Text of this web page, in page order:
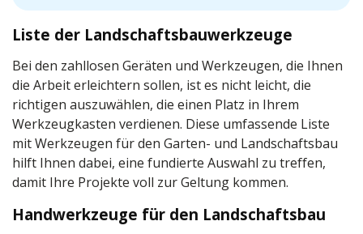
Liste der Landschaftsbauwerkzeuge
Bei den zahllosen Geräten und Werkzeugen, die Ihnen
die Arbeit erleichtern sollen, ist es nicht leicht, die
richtigen auszuwählen, die einen Platz in Ihrem
Werkzeugkasten verdienen. Diese umfassende Liste
mit Werkzeugen für den Garten- und Landschaftsbau
hilft Ihnen dabei, eine fundierte Auswahl zu treffen,
damit Ihre Projekte voll zur Geltung kommen.
Handwerkzeuge für den Landschaftsbau